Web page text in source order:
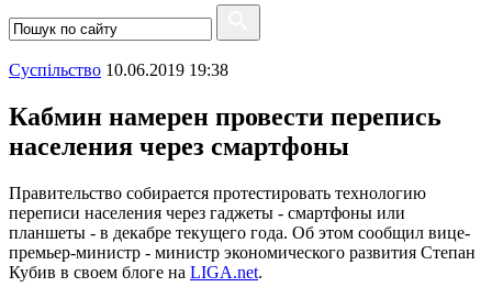
Суспiльство 10.06.2019 19:38
Кабмин намерен провести перепись
населения через смартфоны
Правительство собирается протестировать технологию
переписи населения через гаджеты - смартфоны или
планшеты - в декабре текущего года. Об этом сообщил вице-
премьер-министр - министр экономического развития Степан
Кубив в своем блоге на LIGA.net.